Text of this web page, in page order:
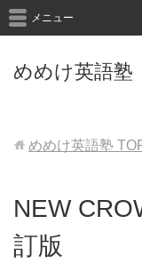
めめけ英語塾
メニュー
めめけ英語塾
NEW
訂版